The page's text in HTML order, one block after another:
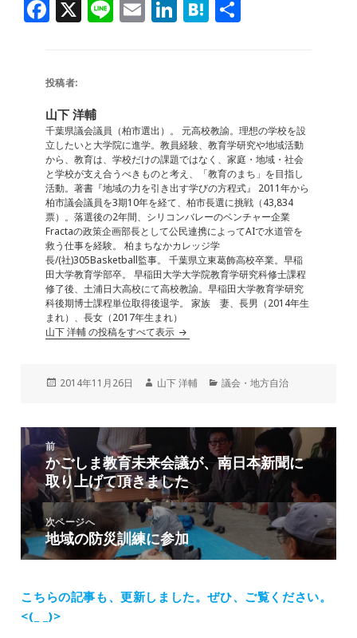
F
e
b
o
o
k
X Li E Li
n
H
投稿者:
山下 洋輔
千葉県議会議員（柏市選出）。 元高校教諭。理想の学校を設
立したいと大学院に進学。教員経験、教育学研究や地域活動
から、教育は、学校だけの課題ではなく、家庭・地域・社会
と学校が支え合うべきものと考え、「教育のまち」を目指し
活動。著書『地域の力を引き出す学びの方程式』 2011年から
柏市議会議員を3期10年を経て、柏市長選に挑戦（43,834
票）。落選後の2年間、シリコンバレーのベンチャー企業
Fractaの政策企画部長として公民連携によってAIで水道管を
救う仕事を経験。 柏まちなかカレッジ学
長/(社)305Basketball監事。 千葉県立東葛飾高校卒業。早稲
田大学教育学部卒。 早稲田大学大学院教育学研究科修士課程
修了後、土浦日大高校にて高校教諭。早稲田大学教育学研究
科後期博士課程単位取得後退学。 家族 妻、長男（2014年生
まれ）、長女（2017年生まれ）
山下 洋輔 の投稿をすべて表示
投
2014年11月26日
作
山下 洋輔
カ
リ
ー
議会・地方自治
投
稿
ナ
ビ
ゲ
ー
シ
ン
前
前
の
投
稿:
かごしま教育未来会議が、南日本新聞に
取り上げて頂きました
次ページへ
次
の
稿:
地域の防災訓練に参加
こちらの記事も、更新しました。ぜひ、ご覧ください。
<(_ _)>